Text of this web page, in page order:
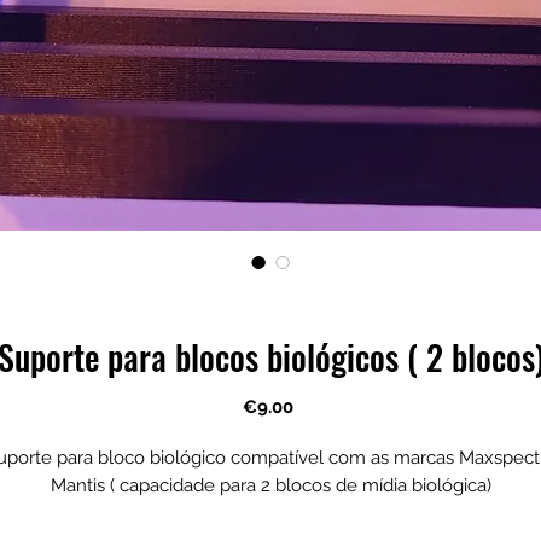
para blocos biológicos ( 2
€9.00Price
para bloco biológico compatível com as marcas
Mantis ( capacidade para 2 blocos de mídia biológica)